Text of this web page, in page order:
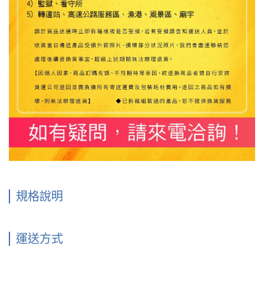
規格說明
運送方式